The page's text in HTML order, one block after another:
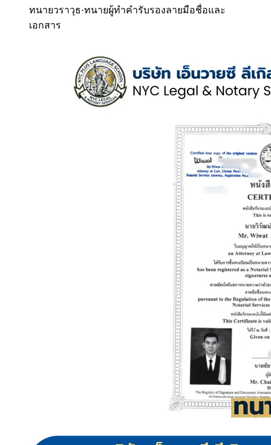
ทนายวราวุธ·ทนายผู้ทำคำรับรองลายมือชื่อและ
เอกสาร